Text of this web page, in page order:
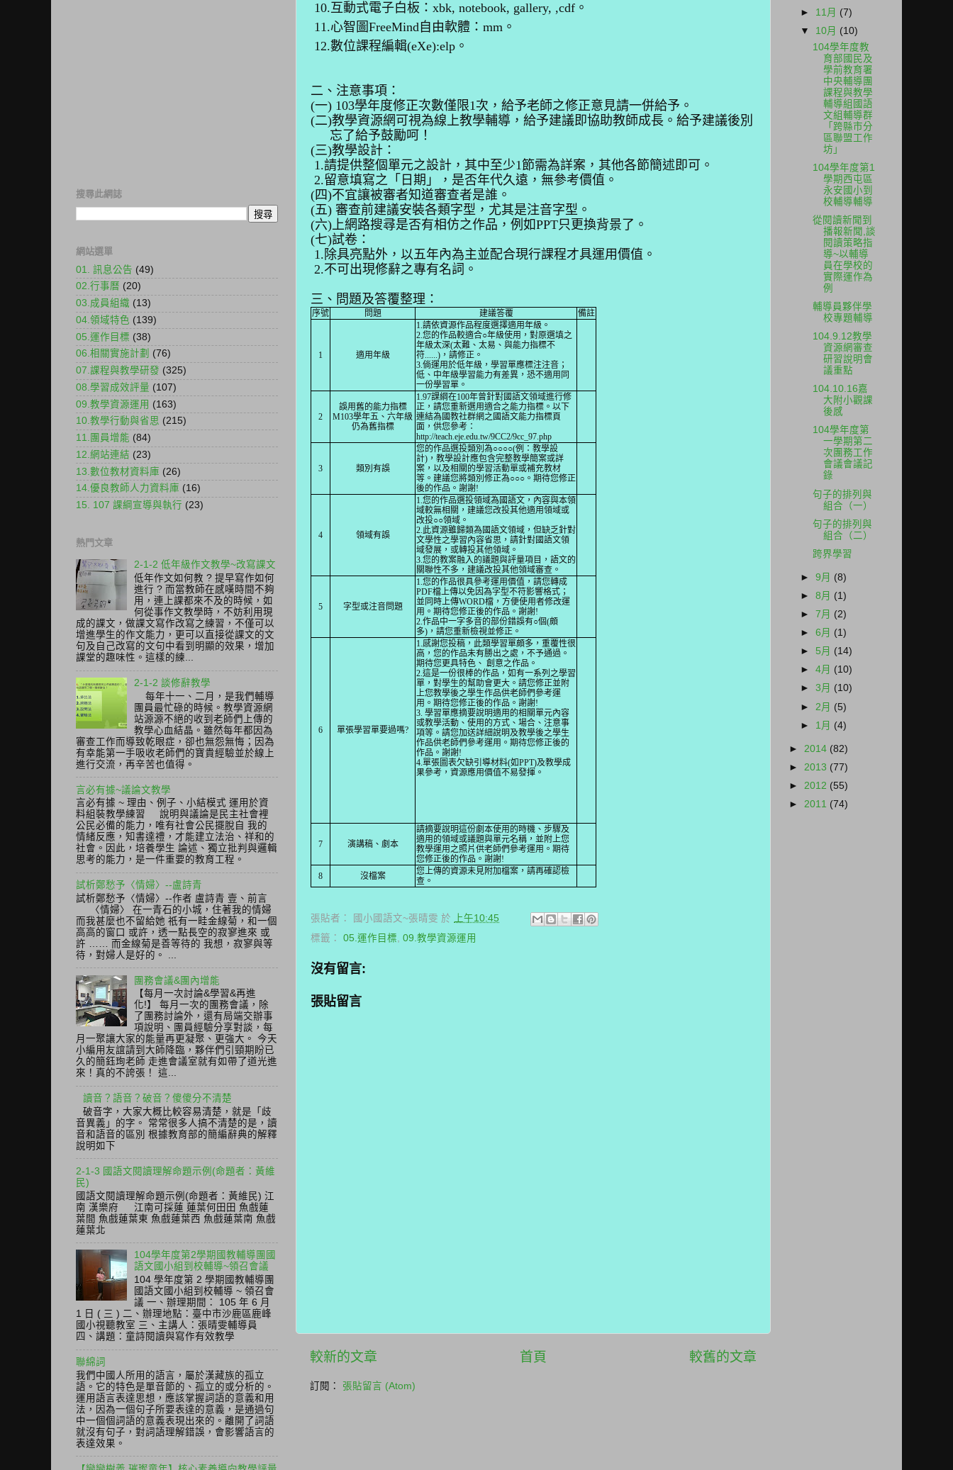
10.互動式電子白板：xbk, notebook, gallery, ,cdf。
11.心智圖FreeMind自由軟體：mm。
12.數位課程編輯(eXe):elp。
二、注意事項：
(一) 103學年度修正次數僅限1次，給予老師之修正意見請一併給予。
(二)教學資源網可視為線上教學輔導，給予建議即協助教師成長。給予建議後別
忘了給予鼓勵呵！
(三)教學設計：
1.請提供整個單元之設計，其中至少1節需為詳案，其他各節簡述即可。
2.留意填寫之「日期」，是否年代久遠，無參考價值。
(四)不宜讓被審者知道審查者是誰。
(五) 審查前建議安裝各類字型，尤其是注音字型。
(六)上網路搜尋是否有相仿之作品，例如PPT只更換背景了。
(七)試卷：
1.除具亮點外，以五年內為主並配合現行課程才具運用價值。
2.不可出現修辭之專有名詞。
三、問題及答覆整理：
序號 問題 建議答覆 備註
1 適用年級
1.請依資源作品程度選擇適用年級。
2.您的作品較適合○年級使用， 對原選填之
年級太深(太難、太易、與能力指標不
符......)，請修正。
3.倘運用於低年級，學習單應標注注音；
低、中年級學習能力有差異，恐不適用同
一份學習單。
2
誤用舊的能力指標
M103學年五、六年級
仍為舊指標
1.97課綱在100年曾針對國語文領域進行修
正 ，請您重新選用適合之能力指標。以下
連結為國教社群網 之國語文能力指標頁
面， 供您參考：
http://teach.eje.edu.tw/9CC2/9cc_97.php
3 類別有誤
您的作品選投類別為○○○○(例：教學設
計)，教學設計應包含完整教學簡案或詳
案，以及相關的學習活動單或補充教材
等。建議您將類別修正為○○○。 期待您修正
後的作品。謝謝!
4 領域有誤
1.您的作品選投領域為國語文，內容與本領
域較無相關， 建議您改投其他適用領域或
改投○○領域。
2.此資源雖歸類為國語文領域，但缺乏針對
文學性之學習內容省思，請針對國語文領
域發展，或轉投其他領域。
3.您的教案融入的議題與評量項目，語文的
關聯性不多，建議改投其他領域審查。
5 字型或注音問題
1.您的作品很具參考運用價值，請您轉成
PDF檔上傳以免因為字型不符影響格式 ；
並 同時上傳WORD檔，方便使用者修改運
用。 期待您修正後的作品。謝謝!
2.作品中一字多音的部份錯誤有○個(頗
多)，請您重新檢視並修正。
6 單張學習單要過嗎?
1.感謝您投稿，此類學習單頗多， 重覆性很
高， 您的作品未有勝出之處， 不予通過。
期待您更具特色、 創意之作品。
2.這是一份很棒的作品，如有一系列之學習
單，對學生的幫助會更大。請您修正並附
上您教學後之學生作品供老師們參考運
用。期待您修正後的作品。謝謝!
3. 學習單應摘要說明適用的相關單元內容
或教學活動、使用的方式、場合、注意事
項等 。請您加送詳細說明及教學後之學生
作品供老師們參考運用。 期待您修正後的
作品。謝謝!
4.單張圖表欠缺引導材料(如PPT)及教學成
果參考，資源應用價值不易發揮。
7 演講稿、劇本
請摘要說明這份劇本使用的時機、步驟及
適用的領域或議題與單元名稱 ，並附上您
教學運用之照片供老師們參考運用。期待
您修正後的作品。謝謝!
8
沒檔案
您上傳的資源未見附加檔案，請再確認檢
查。
張貼者： 國小國語文~張晴雯 於
上午10:45
標籤： 05.運作目標 09.教學資源運用
沒有留言:
張貼留言
較新的文章 較舊的文章
首頁
訂閱： 張貼留言 (Atom)
搜尋此網誌
網站選單
01. 訊息公告 (49)
02.行事曆 (20)
03.成員組織 (13)
04.領域特色 (139)
05.運作目標 (38)
06.相關實施計劃 (76)
07.課程與教學研發 (325)
08.學習成效評量 (107)
09.教學資源運用 (163)
10.教學行動與省思 (215)
11.團員增能 (84)
12.網站連結 (23)
13.數位教材資料庫 (26)
14.優良教師人力資料庫 (16)
15. 107 課綱宣導與執行 (23)
熱門文章
2-1-2 低年級作文教學~改寫課文
低年作文如何教 ? 提早寫作如何
進行 ? 而當教師在感嘆時間不夠
用，連上課都來不及的時候，如
何從事作文教學時，不妨利用現
成的課文，做課文寫作改寫之練習，不僅可以
增進學生的作文能力，更可以直接從課文的文
句及自己改寫的文句中看到明顯的效果，增加
課堂的趣味性。這樣的練...
2-1-2 談修辭教學
每年十一、二月，是我們輔導
團員最忙碌的時候。教學資源網
站源源不絕的收到老師們上傳的
教學心血結晶。雖然每年都因為
審查工作而導致乾眼症，卻也無怨無悔；因為
有幸能第一手吸收老師們的寶貴經驗並於線上
進行交流，再辛苦也值得。
言必有據~議論文教學
言必有據 ~ 理由、例子、小結模式 運用於資
料組裝教學練習 說明與議論是民主社會裡
公民必備的能力，唯有社會公民擺脫自 我的
情緒反應，知書達禮，才能建立法治、祥和的
社會。因此，培養學生 論述、獨立批判與邏輯
思考的能力，是一件重要的教育工程。
試析鄭愁予〈情婦〉--盧詩青
試析鄭愁予〈情婦〉--作者 盧詩青 壹、前言
〈情婦〉 在一青石的小城，住著我的情婦
而我甚麼也不留給她 祇有一畦金線菊，和一個
高高的窗口 或許，透一點長空的寂寥進來 或
許 …… 而金線菊是善等待的 我想，寂寥與等
待，對婦人是好的。 ...
團務會議&團內增能
【每月一次討論&學習&再進
化!】 每月一次的團務會議，除
了團務討論外，還有局端交辦事
項說明、團員經驗分享對談，每
月一聚讓大家的能量再更凝聚、更強大。 今天
小編用友誼請到大師降臨，夥伴們引頸期盼已
久的簡鈺珣老師 走進會議室就有如帶了道光進
來！真的不誇張！ 這...
讀音？語音？破音？傻傻分不清楚
破音字，大家大概比較容易清楚，就是「歧
音異義」的字。 常常很多人搞不清楚的是，讀
音和語音的區別 根據教育部的簡編辭典的解釋
說明如下
2-1-3 國語文閱讀理解命題示例(命題者：黃維
民)
國語文閱讀理解命題示例(命題者：黃維民) 江
南 漢樂府 江南可採蓮 蓮葉何田田 魚戲蓮
葉間 魚戲蓮葉東 魚戲蓮葉西 魚戲蓮葉南 魚戲
蓮葉北
104學年度第2學期國教輔導團國
語文國小組到校輔導~領召會議
104 學年度第 2 學期國教輔導團
國語文國小組到校輔導 ~ 領召會
議 一、辦理期間： 105 年 6 月
1 日 ( 三 ) 二、辦理地點：臺中市沙鹿區鹿峰
國小視聽教室 三、主講人：張晴雯輔導員
四、講題：童詩閱讀與寫作有效教學
聯綿詞
我們中國人所用的語言，屬於漢藏族的孤立
語。它的特色是單音節的、孤立的或分析的。
運用語言表達思想，應該掌握詞語的意義和用
法，因為一個句子所要表達的意義，是通過句
中一個個詞語的意義表現出來的。離開了詞語
就沒有句子，對詞語理解錯誤，會影響語言的
表達效果。
► 11月 (7)
▼ 10月 (10)
104學年度教
育部國民及
學前教育署
中央輔導團
課程與教學
輔導組國語
文組輔導群
「跨縣市分
區聯盟工作
坊」
104學年度第1
學期西屯區
永安國小到
校輔導輔導
從閱讀新聞到
播報新聞,談
閱讀策略指
導~以輔導
員在學校的
實際運作為
例
輔導員夥伴學
校專題輔導
104.9.12教學
資源網審查
研習說明會
議重點
104.10.16嘉
大附小觀課
後感
104學年度第
一學期第二
次團務工作
會議會議記
錄
句子的排列與
組合（一）
句子的排列與
組合（二）
跨界學習
►9月 (8)
►8月 (1)
►7月 (2)
►6月 (1)
► 5月 (14)
►4月 (10)
►3月 (10)
► 2月 (5)
► 1月 (4)
► 2014 (82)
► 2013 (77)
► 2012 (55)
► 2011 (74)